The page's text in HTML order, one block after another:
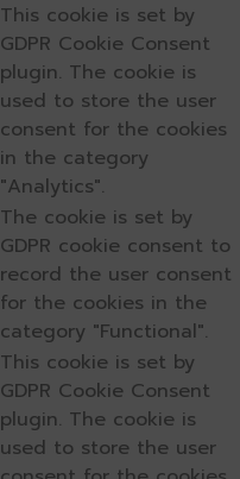
This cookie is set by
GDPR Cookie Consent
plugin. The cookie is
used to store the user
consent for the cookies
in the category
"Analytics".
The cookie is set by
GDPR cookie consent to
record the user consent
for the cookies in the
category "Functional".
This cookie is set by
GDPR Cookie Consent
plugin. The cookie is
used to store the user